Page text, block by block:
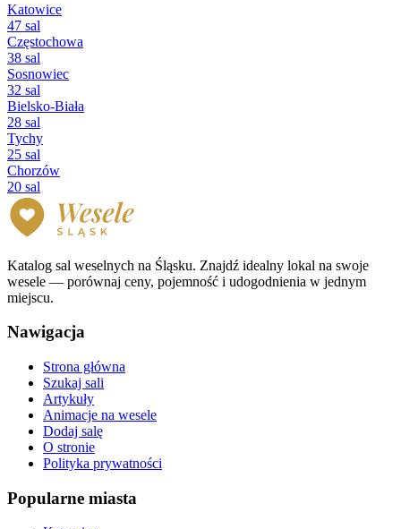
Katowice
47 sal
Częstochowa
38 sal
Sosnowiec
32 sal
Bielsko-Biała
28 sal
Tychy
25 sal
Chorzów
20 sal
Katalog sal weselnych na Śląsku. Znajdź idealny lokal na swoje
wesele — porównaj ceny, pojemność i udogodnienia w jednym
miejscu.
Nawigacja
Strona główna
Szukaj sali
Artykuły
Animacje na wesele
Dodaj salę
O stronie
Polityka prywatności
Popularne miasta